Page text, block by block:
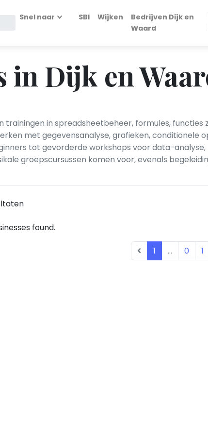
Snel naar SBI Wijken
Bedrijven Dijk en
Waard
in Dijk en
in spreadsheetbeheer, formules, functies
met gegevensanalyse, grafieken, conditionele
tot gevorderde workshops voor data-
groepscursussen komen voor, evenals
found.
1 ... 0 1